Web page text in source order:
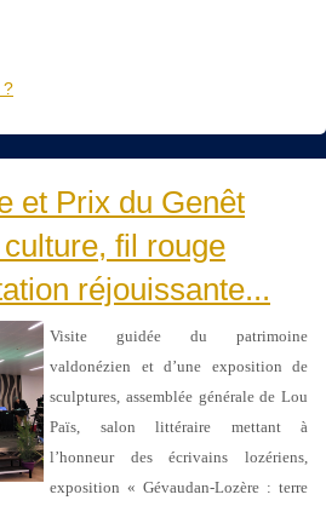
?
et Prix du Genêt
culture, fil rouge
réjouissante...
Visite guidée du patrimoine
valdonézien et d’une exposition de
sculptures, assemblée générale de Lou
Païs, salon littéraire mettant à
l’honneur des écrivains lozériens,
exposition « Gévaudan-Lozère : terre